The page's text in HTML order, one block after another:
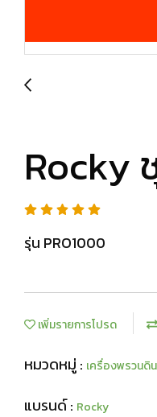
Rocky
รุ่น PRO1000
เพิ่มรายการโปรด
หมวดหมู่ : เครื่องพรวนดิน
แบรนด์ : Rocky